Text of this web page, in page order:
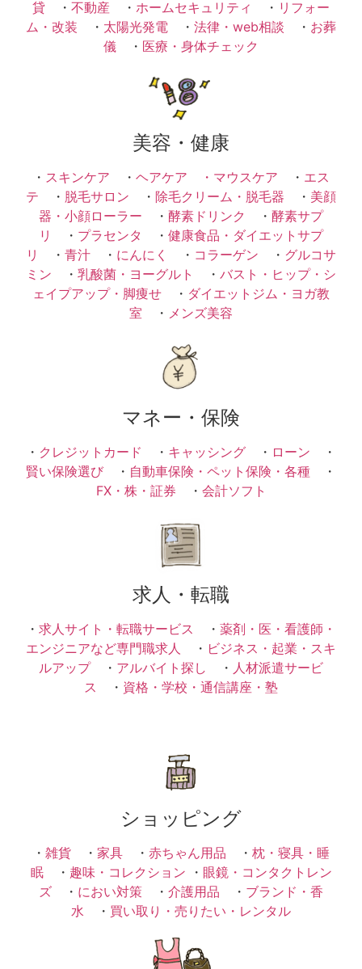
貸 ・ 不動産 ・ ホームセキュリティ ・ リフォー
ム・改装 ・ 太陽光発電 ・ 法律・web相談 ・ お葬
儀 ・ 医療・身体チェック
美容・健康
・ スキンケア ・ ヘアケア ・ マウスケア ・ エス
テ ・ 脱毛サロン ・ 除毛クリーム・脱毛器 ・ 美顔
器・小顔ローラー ・ 酵素ドリンク ・ 酵素サプ
リ
・ プラセンタ ・ 健康食品・ダイエットサプ
リ
・ 青汁 ・ にんにく ・ コラーゲン ・ グルコサ
ミン ・ 乳酸菌・ヨーグルト ・ バスト・ヒップ・シ
ェイプアップ・脚痩せ ・ ダイエットジム・ヨガ教
室 ・ メンズ美容
マネー・保険
・ クレジットカード ・ キャッシング ・ ローン ・
賢い保険選び ・ 自動車保険・ペット保険・各種 ・
FX・株・証券 ・ 会計ソフト
求人・転職
・ 求人サイト・転職サービス ・ 薬剤・医・看護師・
エンジニアなど専門職求人
・ ビジネス・起業・スキ
ルアップ・ アルバイト探し ・ 人材派遣サービ
ス ・ 資格・学校・通信講座・塾
ショッピング
・ 雑貨 ・ 家具 ・ 赤ちゃん用品 ・ 枕・寝具・睡
眠・ 趣味・コレクション ・ 眼鏡・コンタクトレン
ズ ・ におい対策 ・ 介護用品 ・ ブランド・香
水 ・ 買い取り・売りたい・レンタル